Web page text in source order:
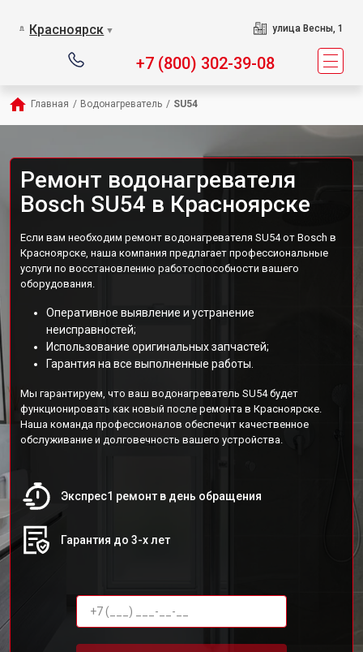
Красноярск ▼ улица Весны, 1
+7 (800) 302-39-08
Главная / Водонагреватель / SU54
Ремонт водонагревателя
Bosch SU54 в Красноярске
Если вам необходим ремонт водонагревателя SU54 от Bosch в
Красноярске, наша компания предлагает профессиональные
услуги по восстановлению работоспособности вашего
оборудования.
Оперативное выявление и устранение
неисправностей;
Использование оригинальных запчастей;
Гарантия на все выполненные работы.
Мы гарантируем, что ваш водонагреватель SU54 будет
функционировать как новый после ремонта в Красноярске.
Наша команда профессионалов обеспечит качественное
обслуживание и долговечность вашего устройства.
Экспрес1 ремонт в день обращения
Гарантия до 3-х лет